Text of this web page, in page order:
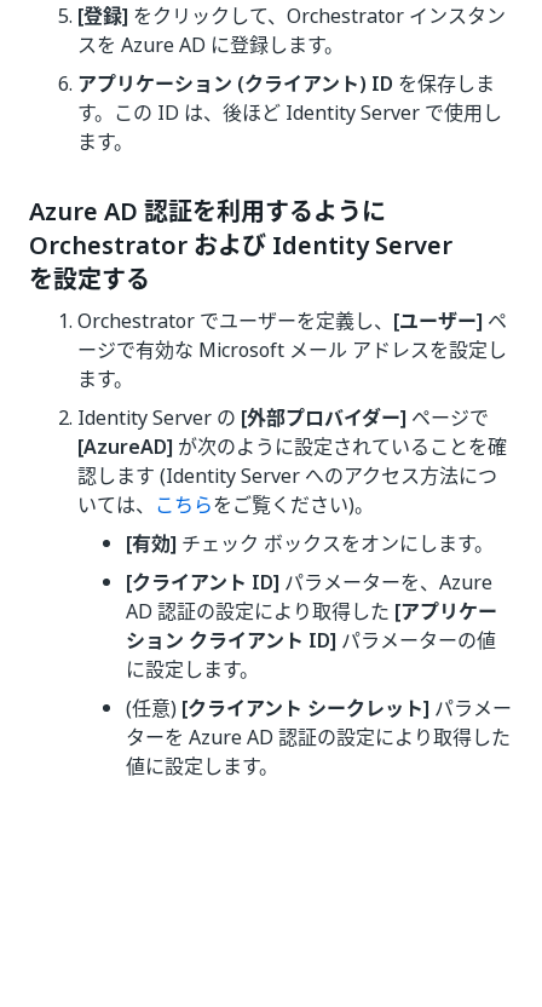
[登録] をクリックして、Orchestrator インスタン
スを Azure AD に登録します。
アプリケーション (クライアント) ID を保存しま
す。この ID は、後ほど Identity Server で使用し
ます。
Azure AD 認証を利用するように
Orchestrator および Identity Server
を設定する
Orchestrator でユーザーを定義し、 [ユーザー] ペ
ージで有効な Microsoft メール アドレスを設定し
ます。
Identity Server の [外部プロバイダー] ページで
[AzureAD] が次のように設定されていることを確
認します (Identity Server へのアクセス方法につ
いては、 こちらをご覧ください)。
[有効] チェック ボックスをオンにします。
[クライアント ID] パラメーターを、Azure
AD 認証の設定により取得した [アプリケー
ション クライアント ID] パラメーターの値
に設定します。
(任意) [クライアント シークレット] パラメー
ターを Azure AD 認証の設定により取得した
値に設定します。